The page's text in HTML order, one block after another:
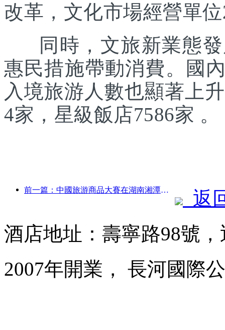
改革，文化市場經營單
同時，文旅新業態發
惠民措施帶動消費。國
入境旅游人數也顯著上
4家，星級飯店7586家 。
前一篇：中國旅游商品大賽在湖南湘潭成功舉辦
返
酒店地址：壽寧路98號
2007年開業， 長河國際